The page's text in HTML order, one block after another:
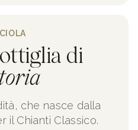
di
che nasce dalla
il Chianti Classico.